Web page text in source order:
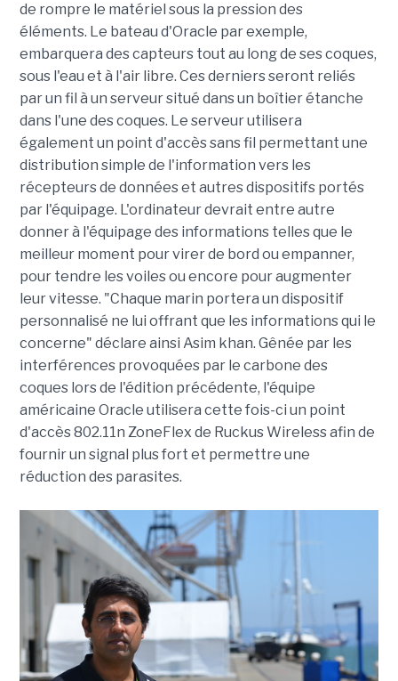
de rompre le matériel sous la pression des
éléments. Le bateau d'Oracle par exemple,
embarquera des capteurs tout au long de ses coques,
sous l'eau et à l'air libre. Ces derniers seront reliés
par un fil à un serveur situé dans un boîtier étanche
dans l'une des coques. Le serveur utilisera
également un point d'accès sans fil permettant une
distribution simple de l'information vers les
récepteurs de données et autres dispositifs portés
par l'équipage. L'ordinateur devrait entre autre
donner à l'équipage des informations telles que le
meilleur moment pour virer de bord ou empanner,
pour tendre les voiles ou encore pour augmenter
leur vitesse. "Chaque marin portera un dispositif
personnalisé ne lui offrant que les informations qui le
concerne" déclare ainsi Asim khan. Gênée par les
interférences provoquées par le carbone des
coques lors de l'édition précédente, l'équipe
américaine Oracle utilisera cette fois-ci un point
d'accès 802.11n ZoneFlex de Ruckus Wireless afin de
fournir un signal plus fort et permettre une
réduction des parasites.